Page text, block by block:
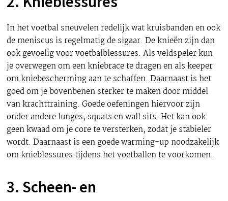
In het voetbal sneuvelen redelijk wat kruisbanden en ook
de meniscus is regelmatig de sigaar. De knieën zijn dan
ook gevoelig voor voetbalblessures. Als veldspeler kun
je overwegen om een kniebrace te dragen en als keeper
om kniebescherming aan te schaffen. Daarnaast is het
goed om je bovenbenen sterker te maken door middel
van krachttraining. Goede oefeningen hiervoor zijn
onder andere lunges, squats en wall sits. Het kan ook
geen kwaad om je core te versterken, zodat je stabieler
wordt. Daarnaast is een goede warming-up noodzakelijk
om knieblessures tijdens het voetballen te voorkomen.
3. Scheen- en